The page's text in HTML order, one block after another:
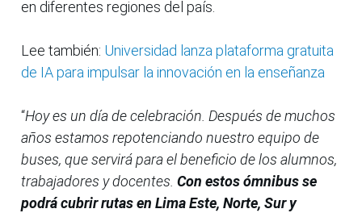
en diferentes regiones del país.
Lee también: Universidad lanza plataforma gratuita
de IA para impulsar la innovación en la enseñanza
“Hoy es un día de celebración. Después de muchos
años estamos repotenciando nuestro equipo de
buses, que servirá para el beneficio de los alumnos,
trabajadores y docentes. Con estos ómnibus se
podrá cubrir rutas en Lima Este, Norte, Sur y